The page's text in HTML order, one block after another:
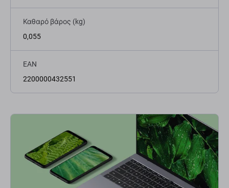
Καθαρό βάρος (kg)
0,055
EAN
2200000432551